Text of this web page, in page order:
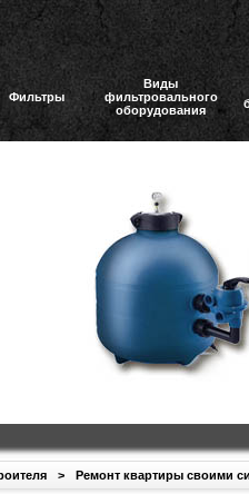
Фильтры
Виды
фильтровального
оборудования
> Ремонт квартиры своими